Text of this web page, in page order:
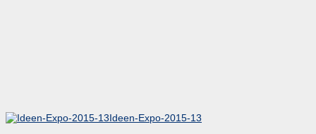
Ideen-Expo-2015-13